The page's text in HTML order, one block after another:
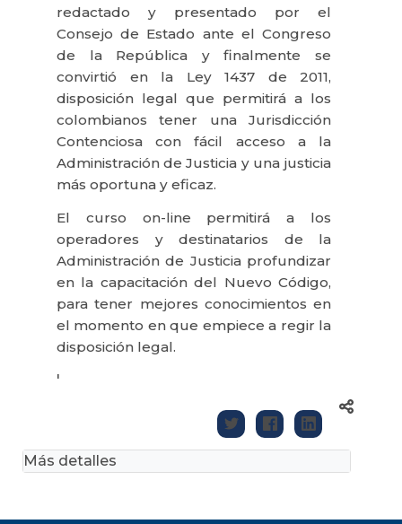
redactado y presentado por el
Consejo de Estado ante el Congreso
de la República y finalmente se
convirtió en la Ley 1437 de 2011,
disposición legal que permitirá a los
colombianos tener una Jurisdicción
Contenciosa con fácil acceso a la
Administración de Justicia y una justicia
más oportuna y eficaz.
El curso on-line permitirá a los
operadores y destinatarios de la
Administración de Justicia profundizar
en la capacitación del Nuevo Código,
para tener mejores conocimientos en
el momento en que empiece a regir la
disposición legal.
'
Más detalles